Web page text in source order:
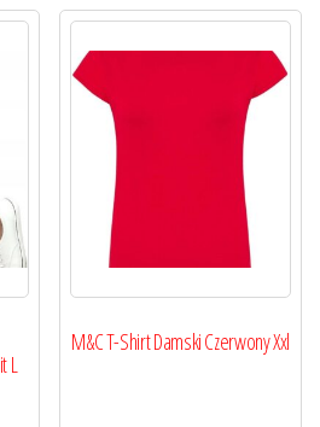
L
M&C T-Shirt Damski Czerwony Xxl